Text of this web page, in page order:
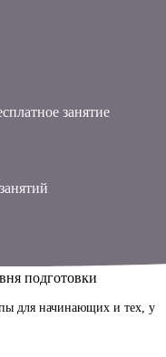
занятие
подготовки
для начинающих и тех, у